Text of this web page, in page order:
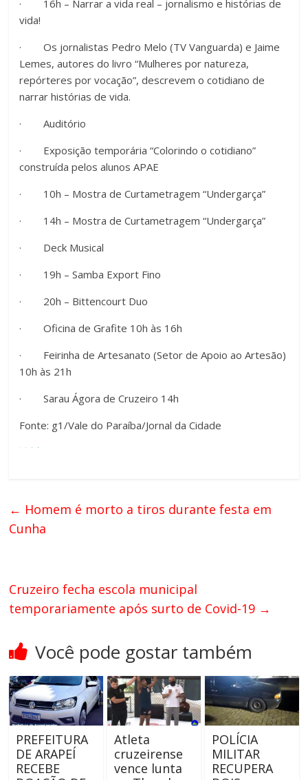
· 16h – Narrar a vida real – jornalismo e histórias de
vida!
· Os jornalistas Pedro Melo (TV Vanguarda) e Jaime
Lemes, autores do livro “Mulheres por natureza,
repórteres por vocação”, descrevem o cotidiano de
narrar histórias de vida.
· Auditório
· Exposição temporária “Colorindo o cotidiano”
construída pelos alunos APAE
· 10h – Mostra de Curtametragem “Undergarça”
· 14h – Mostra de Curtametragem “Undergarça”
· Deck Musical
· 19h – Samba Export Fino
· 20h – Bittencourt Duo
· Oficina de Grafite 10h às 16h
· Feirinha de Artesanato (Setor de Apoio ao Artesão)
10h às 21h
· Sarau Ágora de Cruzeiro 14h
Fonte: g1/Vale do Paraíba/Jornal da Cidade
← Homem é morto a tiros durante festa em
Cunha
Cruzeiro fecha escola municipal
temporariamente após surto de Covid-19 →
Você pode gostar também
PREFEITURA
DE ARAPEÍ
RECEBE
Atleta
cruzeirense
vence lunta
POLÍCIA
MILITAR
RECUPERA